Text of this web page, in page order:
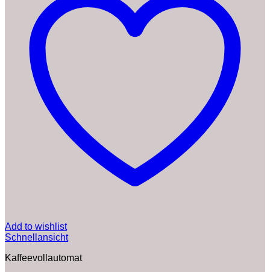
Add to wishlist
Schnellansicht
Kaffeevollautomat